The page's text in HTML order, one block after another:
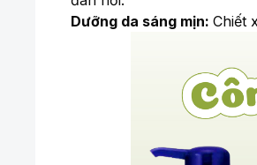
Dưỡng da sáng mịn: Chiết